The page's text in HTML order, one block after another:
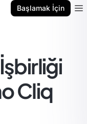
Başlamak İçin
Cliq